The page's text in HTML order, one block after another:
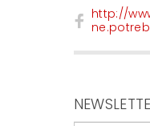
http://